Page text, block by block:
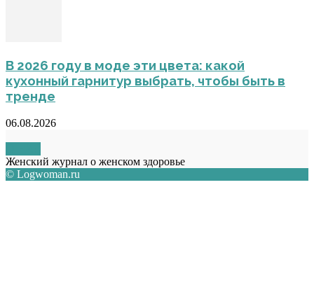
В 2026 году в моде эти цвета: какой
кухонный гарнитур выбрать, чтобы быть в
тренде
06.08.2026
Женский журнал о женском здоровье
© Logwoman.ru